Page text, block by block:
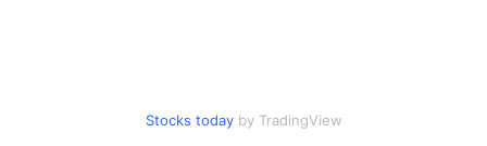
Stocks today by TradingView